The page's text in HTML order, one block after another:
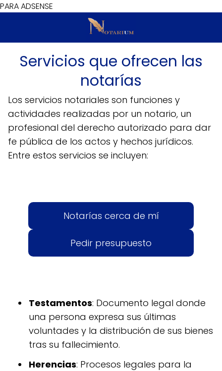
PARA ADSENSE
Servicios que ofrecen las
notarías
Los servicios notariales son funciones y
actividades realizadas por un notario, un
profesional del derecho autorizado para dar
fe pública de los actos y hechos jurídicos.
Entre estos servicios se incluyen:
Notarías cerca de mí
Pedir presupuesto
Testamentos: Documento legal donde
una persona expresa sus últimas
voluntades y la distribución de sus bienes
tras su fallecimiento.
Herencias: Procesos legales para la